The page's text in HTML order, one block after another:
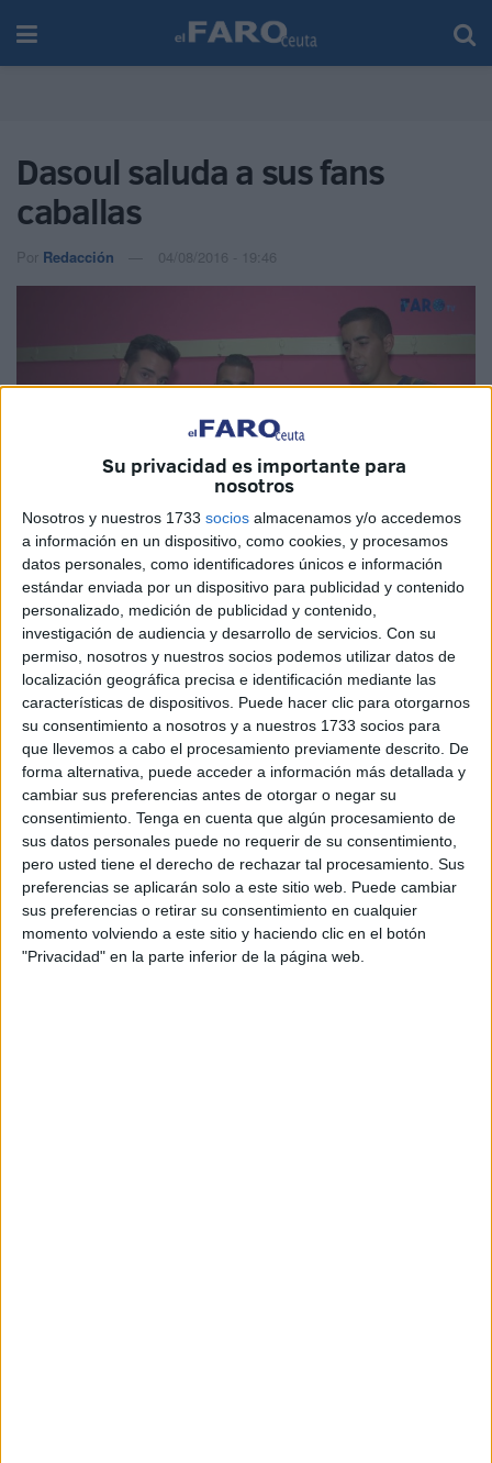
Su privacidad es importante para
nosotros
Nosotros y nuestros 1733 socios almacenamos y/o accedemos
a información en un dispositivo, como cookies, y procesamos
datos personales, como identificadores únicos e información
estándar enviada por un dispositivo para publicidad y contenido
personalizado, medición de publicidad y contenido,
investigación de audiencia y desarrollo de servicios. Con su
permiso, nosotros y nuestros socios podemos utilizar datos de
localización geográfica precisa e identificación mediante las
características de dispositivos. Puede hacer clic para otorgarnos
su consentimiento a nosotros y a nuestros 1733 socios para
que llevemos a cabo el procesamiento previamente descrito. De
forma alternativa, puede acceder a información más detallada y
cambiar sus preferencias antes de otorgar o negar su
consentimiento. Tenga en cuenta que algún procesamiento de
sus datos personales puede no requerir de su consentimiento,
pero usted tiene el derecho de rechazar tal procesamiento. Sus
preferencias se aplicarán solo a este sitio web. Puede cambiar
sus preferencias o retirar su consentimiento en cualquier
momento volviendo a este sitio y haciendo clic en el botón
"Privacidad" en la parte inferior de la página web.
Dasoul saluda a sus fans
caballas
Por Redacción 04/08/2016 - 19:46
Dasoul llega acompañado de famosos artistas del
panorama nacional que actuarán esta noche en Ceuta.
Todos ellos han mandado un saludo a sus fans caballas y
a FaroTv.
Tags:
RelatedPosts
De Los Morancos a Tomás Roncero: los
mensajes de ánimo hacia Ceuta
HACE 2 DÍAS